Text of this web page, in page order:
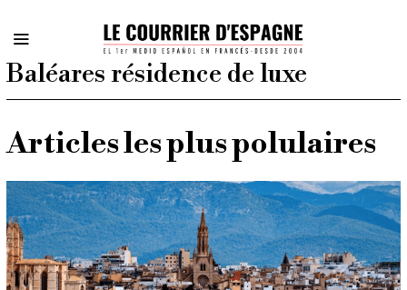
Baléares résidence de luxe
Articles les plus polulaires